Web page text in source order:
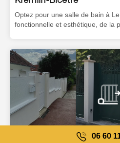
06 60
Optez pour une salle de bain à
fonctionnelle et esthétique, de la